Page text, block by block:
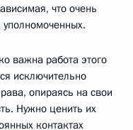
что очень
важна работа этого
исключительно
опираясь на свои
Нужно ценить их
контактах